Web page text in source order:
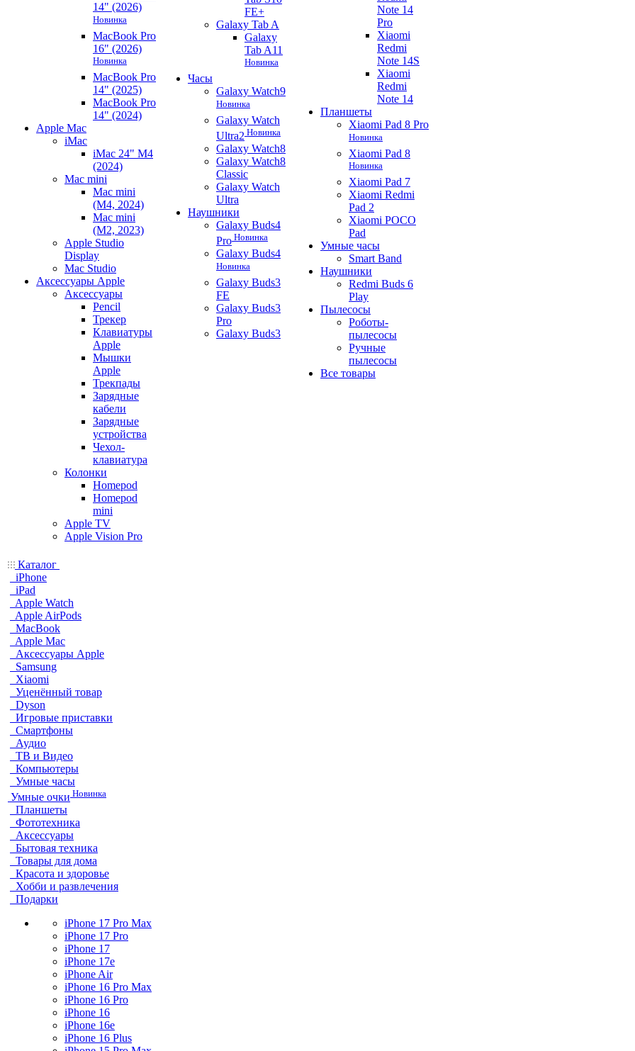
14" (2026)
Новинка
MacBook Pro
16" (2026)
Новинка
MacBook Pro
14" (2025)
MacBook Pro
14" (2024)
Apple Mac
iMac
iMac 24" M4
(2024)
Mac mini
Mac mini
(M4, 2024)
Mac mini
(M2, 2023)
Apple Studio
Display
Mac Studio
Аксессуары Apple
Аксессуары
Pencil
Трекер
Клавиатуры
Apple
Мышки
Apple
Трекпады
Зарядные
кабели
Зарядные
устройства
Чехол-
клавиатура
Колонки
Homepod
Homepod
mini
Apple TV
Apple Vision Pro
FE+
Galaxy Tab A
Galaxy
Tab A11
Новинка
Часы
Galaxy Watch9
Новинка
Galaxy Watch
Ultra2 Новинка
Galaxy Watch8
Galaxy Watch8
Classic
Galaxy Watch
Ultra
Наушники
Galaxy Buds4
Pro Новинка
Galaxy Buds4
Новинка
Galaxy Buds3
FE
Galaxy Buds3
Pro
Galaxy Buds3
Note 14
Pro
Xiaomi
Redmi
Note 14S
Xiaomi
Redmi
Note 14
Планшеты
Xiaomi Pad 8 Pro
Новинка
Xiaomi Pad 8
Новинка
Xiaomi Pad 7
Xiaomi Redmi
Pad 2
Xiaomi POCO
Pad
Умные часы
Smart Band
Наушники
Redmi Buds 6
Play
Пылесосы
Роботы-
пылесосы
Ручные
пылесосы
Все товары
Каталог
iPhone
iPad
Apple Watch
Apple AirPods
MacBook
Apple Mac
Аксессуары Apple
Samsung
Xiaomi
Уценённый товар
Dyson
Игровые приставки
Смартфоны
Аудио
ТВ и Видео
Компьютеры
Умные часы
Умные очки Новинка
Планшеты
Фототехника
Аксессуары
Бытовая техника
Товары для дома
Красота и здоровье
Хобби и развлечения
Подарки
iPhone 17 Pro Max
iPhone 17 Pro
iPhone 17
iPhone 17e
iPhone Air
iPhone 16 Pro Max
iPhone 16 Pro
iPhone 16
iPhone 16e
iPhone 16 Plus